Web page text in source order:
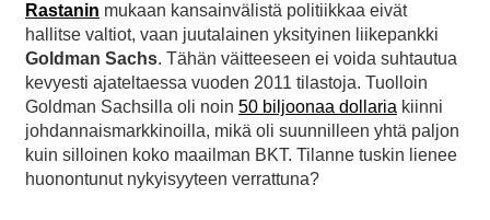
Rastanin mukaan kansainvälistä politiikkaa eivät
hallitse valtiot, vaan juutalainen yksityinen liikepankki
Goldman Sachs. Tähän väitteeseen ei voida suhtautua
kevyesti ajateltaessa vuoden 2011 tilastoja. Tuolloin
Goldman Sachsilla oli noin 50 biljoonaa dollaria kiinni
johdannaismarkkinoilla, mikä oli suunnilleen yhtä paljon
kuin silloinen koko maailman BKT. Tilanne tuskin lienee
huonontunut nykyisyyteen verrattuna?